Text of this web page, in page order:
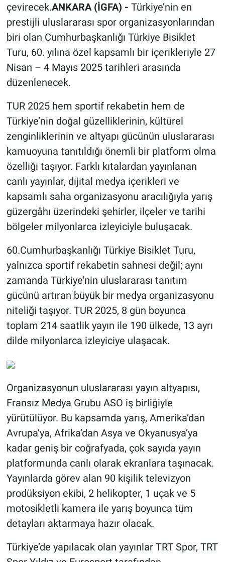
çevirecek.ANKARA (İGFA) - Türkiye’nin en
prestijli uluslararası spor organizasyonlarından
biri olan Cumhurbaşkanlığı Türkiye Bisiklet
Turu, 60. yılına özel kapsamlı bir içerikleriyle 27
Nisan – 4 Mayıs 2025 tarihleri arasında
düzenlenecek.
TUR 2025 hem sportif rekabetin hem de
Türkiye’nin doğal güzelliklerinin, kültürel
zenginliklerinin ve altyapı gücünün uluslararası
kamuoyuna tanıtıldığı önemli bir platform olma
özelliği taşıyor. Farklı kıtalardan yayınlanan
canlı yayınlar, dijital medya içerikleri ve
kapsamlı saha organizasyonu aracılığıyla yarış
güzergâhı üzerindeki şehirler, ilçeler ve tarihi
bölgeler milyonlarca izleyiciyle buluşacak.
60.Cumhurbaşkanlığı Türkiye Bisiklet Turu,
yalnızca sportif rekabetin sahnesi değil; aynı
zamanda Türkiye'nin uluslararası tanıtım
gücünü artıran büyük bir medya organizasyonu
niteliği taşıyor. TUR 2025, 8 gün boyunca
toplam 214 saatlik yayın ile 190 ülkede, 13 ayrı
dilde milyonlarca izleyiciye ulaşacak.
Organizasyonun uluslararası yayın altyapısı,
Fransız Medya Grubu ASO iş birliğiyle
yürütülüyor. Bu kapsamda yarış, Amerika’dan
Avrupa’ya, Afrika’dan Asya ve Okyanusya’ya
kadar geniş bir coğrafyada, çok sayıda yayın
platformunda canlı olarak ekranlara taşınacak.
Yayınlarda görev alan 90 kişilik televizyon
prodüksiyon ekibi, 2 helikopter, 1 uçak ve 5
motosikletli kamera ile yarış boyunca tüm
detayları aktarmaya hazır olacak.
Türkiye’de yapılacak olan yayınlar TRT Spor, TRT